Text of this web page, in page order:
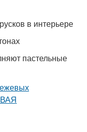
в интерьере
пастельные